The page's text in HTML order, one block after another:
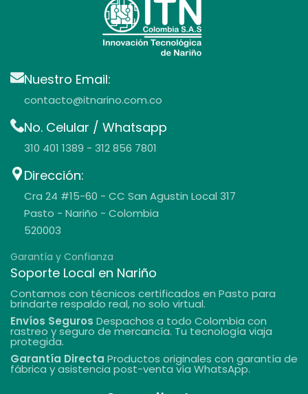
Nuestro Email:
contacto@itnarino.com.co
No. Celular / Whatsapp
310 401 1389 - 312 856 7801
Dirección:
Cra 24 #15-60 - CC San Agustin Local 317
Pasto - Nariño - Colombia
520003
Garantía y Confianza
Soporte Local en Nariño
Contamos con técnicos certificados en Pasto para
brindarte respaldo real, no solo virtual.
Envíos Seguros Despachos a todo Colombia con
rastreo y seguro de mercancía. Tu tecnología viaja
protegida.
Garantía Directa Productos originales con garantía de
fábrica y asistencia post-venta vía WhatsApp.